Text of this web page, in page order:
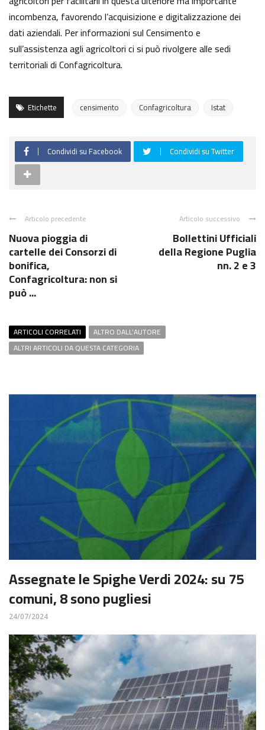
incombenza, favorendo l’acquisizione e digitalizzazione dei
dati aziendali. Per informazioni sul Censimento e
sull’assistenza agli agricoltori ci si può rivolgere alle sedi
territoriali di Confagricoltura.
Etichette censimento Confagricoltura Istat
Condividi su Facebook Condividi su Twitter
Articolo precedente
Nuova pioggia di
cartelle dei Consorzi di
bonifica,
Confagricoltura: non si
può ...
Articolo successivo
Bollettini Ufficiali
della Regione Puglia
nn. 2 e 3
ARTICOLI CORRELATI
ALTRO DALL'AUTORE
ALTRI ARTICOLI DA QUESTA CATEGORIA
Assegnate le Spighe Verdi 2024: su 75
comuni, 8 sono pugliesi
24/07/2024